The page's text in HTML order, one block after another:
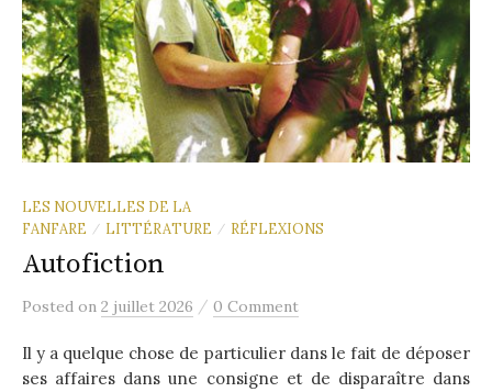
LES NOUVELLES DE LA
FANFARE
/ LITTÉRATURE / RÉFLEXIONS
Autofiction
Posted on 2 juillet 2026 / 0 Comment
Il y a quelque chose de particulier dans le fait de déposer
ses affaires dans une consigne et de disparaître dans